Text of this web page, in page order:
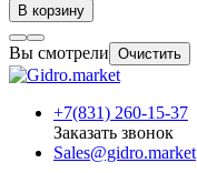
В корзину
Вы смотрели Очистить
+7(831) 260-15-37
Заказать звонок
Sales@gidro.market